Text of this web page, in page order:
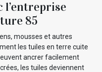
l’entreprise
85
mousses et autres
les tuiles en terre cuite
ancrer facilement
les tuiles deviennent